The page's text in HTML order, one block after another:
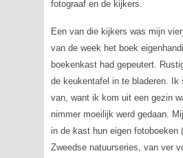
fotograaf en de kijkers.
Een van die kijkers was mijn
van de week het boek
boekenkast had gepeutert.
de keukentafel in te bladeren. Ik
van, want ik kom uit een gezin
nimmer moeilijk werd gedaan.
in de kast hun eigen fotoboeken
Zweedse natuurseries, van ver